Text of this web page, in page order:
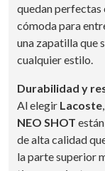
quedan perfectas
cómoda para
una zapatilla que
cualquier estilo.
Durabilidad y
Al elegir Lacoste
NEO SHOT
de alta calidad
la parte superior